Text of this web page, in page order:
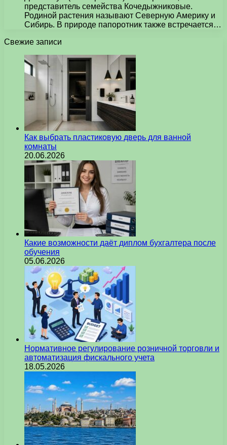
представитель семейства Кочедыжниковые.
Родиной растения называют Северную Америку и
Сибирь. В природе папоротник также встречается…
Свежие записи
Как выбрать пластиковую дверь для ванной
комнаты
20.06.2026
Какие возможности даёт диплом бухгалтера после
обучения
05.06.2026
Нормативное регулирование розничной торговли и
автоматизация фискального учета
18.05.2026